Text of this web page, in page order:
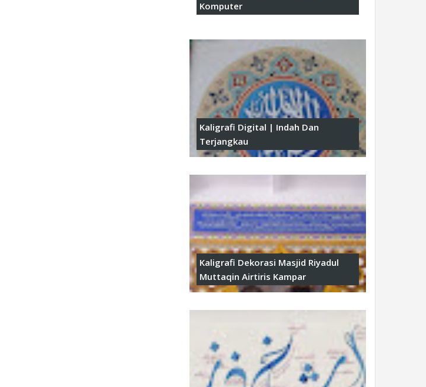
Komputer
Kaligrafi Digital | Indah Dan
Terjangkau
Kaligrafi Dekorasi Masjid Riyadul
Muttaqin Airtiris Kampar